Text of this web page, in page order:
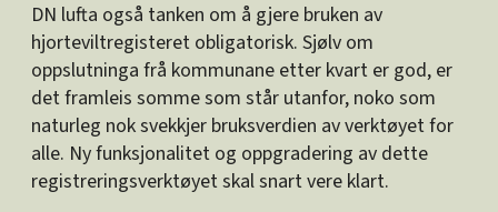
DN lufta også tanken om å gjere bruken av
hjorteviltregisteret obligatorisk. Sjølv om
oppslutninga frå kommunane etter kvart er god, er
det framleis somme som står utanfor, noko som
naturleg nok svekkjer bruksverdien av verktøyet for
alle. Ny funksjonalitet og oppgradering av dette
registreringsverktøyet skal snart vere klart.